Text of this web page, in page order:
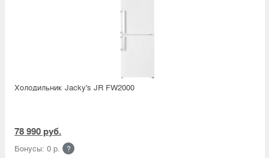
Холодильник Jacky's JR FW2000
78 990 руб.
Бонусы: 0 р. ?